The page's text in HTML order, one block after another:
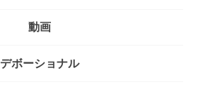
動画
デボーショナル